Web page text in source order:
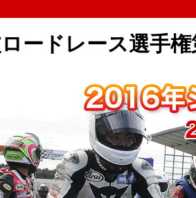
ードレース選手